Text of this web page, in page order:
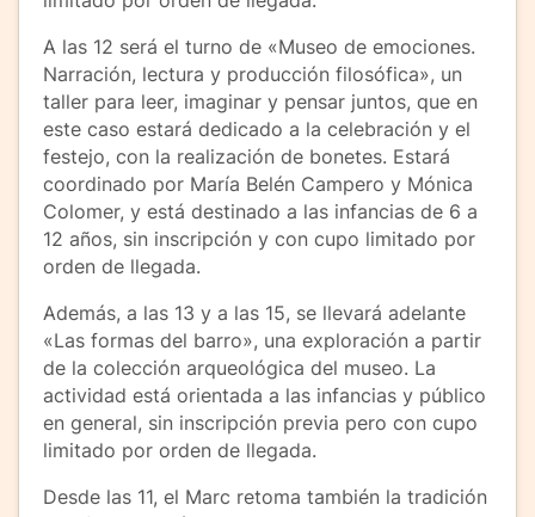
A las 12 será el turno de «Museo de emociones.
Narración, lectura y producción filosófica», un
taller para leer, imaginar y pensar juntos, que en
este caso estará dedicado a la celebración y el
festejo, con la realización de bonetes. Estará
coordinado por María Belén Campero y Mónica
Colomer, y está destinado a las infancias de 6 a
12 años, sin inscripción y con cupo limitado por
orden de llegada.
Además, a las 13 y a las 15, se llevará adelante
«Las formas del barro», una exploración a partir
de la colección arqueológica del museo. La
actividad está orientada a las infancias y público
en general, sin inscripción previa pero con cupo
limitado por orden de llegada.
Desde las 11, el Marc retoma también la tradición